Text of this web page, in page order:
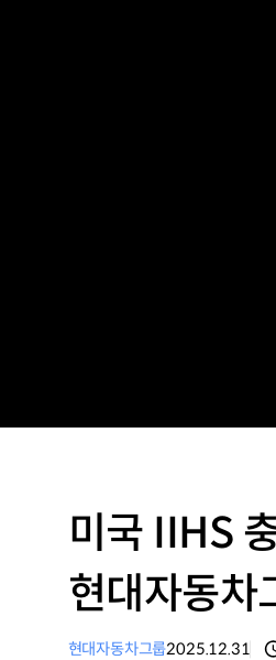
미국 IIHS
현대자동차
현대자동차그룹2025.12.31